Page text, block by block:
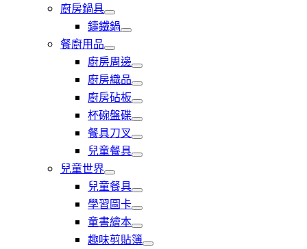
廚房鍋具
鑄鐵鍋
餐廚用品
廚房周邊
廚房織品
廚房砧板
杯碗盤碟
餐具刀叉
兒童餐具
兒童世界
兒童餐具
學習圖卡
童書繪本
趣味剪貼簿